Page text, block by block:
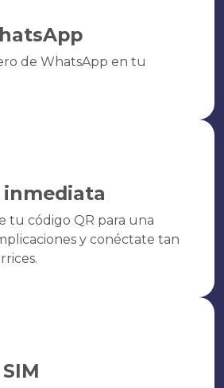
de WhatsApp en tu
tu código QR para una
y conéctate tan